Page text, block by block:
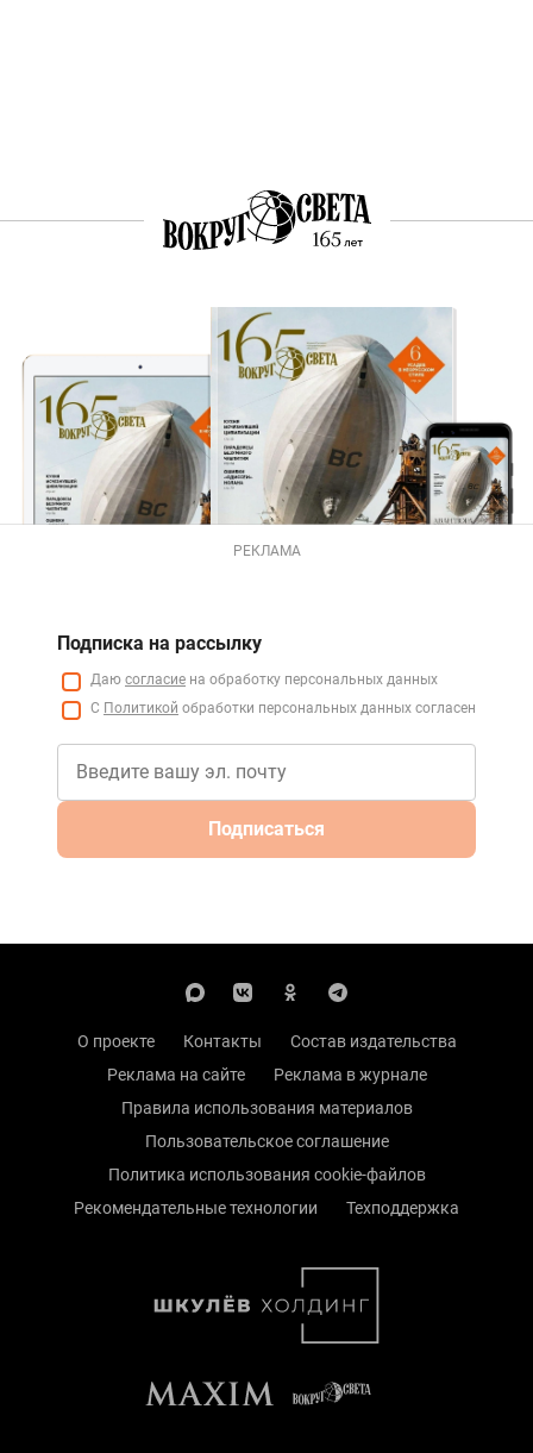
РЕКЛАМА
Подписка на рассылку
Даю согласие на обработку персональных данных
С Политикой обработки персональных данных согласен
Подписаться
О проекте Контакты
Состав издательства
Реклама на сайте
Реклама в журнале
Правила использования материалов
Пользовательское соглашение
Политика использования cookie-файлов
Рекомендательные технологии
Техподдержка